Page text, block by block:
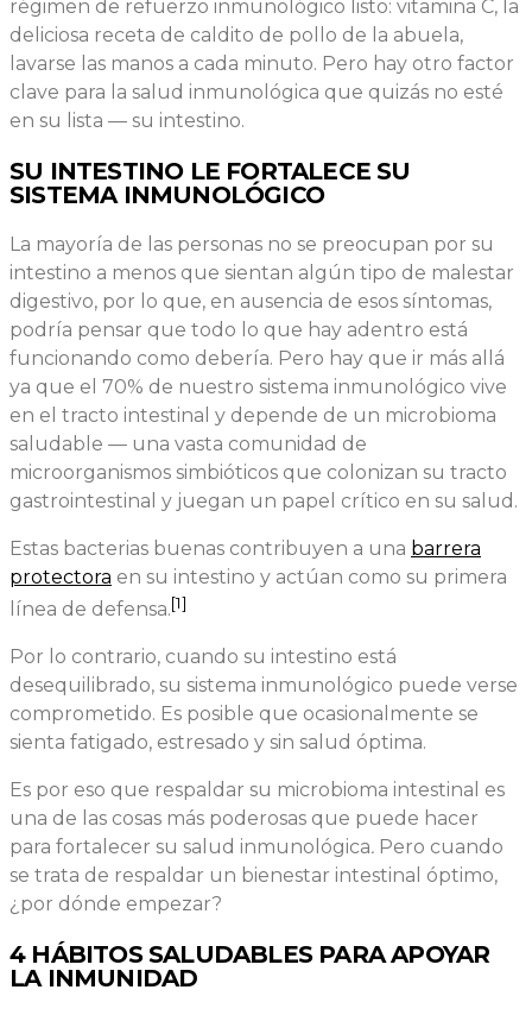
régimen de refuerzo inmunológico listo: vitamina C, la
deliciosa receta de caldito de pollo de la abuela,
lavarse las manos a cada minuto. Pero hay otro factor
clave para la salud inmunológica que quizás no esté
en su lista — su intestino.
SU INTESTINO LE FORTALECE SU
SISTEMA INMUNOLÓGICO
La mayoría de las personas no se preocupan por su
intestino a menos que sientan algún tipo de malestar
digestivo, por lo que, en ausencia de esos síntomas,
podría pensar que todo lo que hay adentro está
funcionando como debería. Pero hay que ir más allá
ya que el 70% de nuestro sistema inmunológico vive
en el tracto intestinal y depende de un microbioma
saludable — una vasta comunidad de
microorganismos simbióticos que colonizan su tracto
gastrointestinal y juegan un papel crítico en su salud.
Estas bacterias buenas contribuyen a una barrera
protectora en su intestino y actúan como su primera
línea de defensa.[1]
Por lo contrario, cuando su intestino está
desequilibrado, su sistema inmunológico puede verse
comprometido. Es posible que ocasionalmente se
sienta fatigado, estresado y sin salud óptima.
Es por eso que respaldar su microbioma intestinal es
una de las cosas más poderosas que puede hacer
para fortalecer su salud inmunológica. Pero cuando
se trata de respaldar un bienestar intestinal óptimo,
¿por dónde empezar?
4 HÁBITOS SALUDABLES PARA APOYAR
LA INMUNIDAD